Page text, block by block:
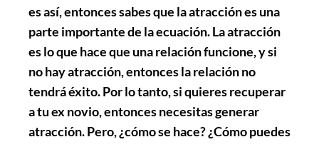
es así, entonces sabes que la atracción es una
parte importante de la ecuación. La atracción
es lo que hace que una relación funcione, y si
no hay atracción, entonces la relación no
tendrá éxito. Por lo tanto, si quieres recuperar
a tu ex novio, entonces necesitas generar
atracción. Pero, ¿cómo se hace? ¿Cómo puedes